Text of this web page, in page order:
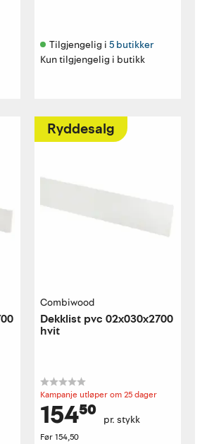
Tilgjengelig i 5 butikker
Kun tilgjengelig i butikk
Ryddesalg
Combiwood
Dekklist pvc 02x030x2700
hvit
Kampanje utløper om 25 dager
154⁵⁰ pr. stykk
Før 154,50